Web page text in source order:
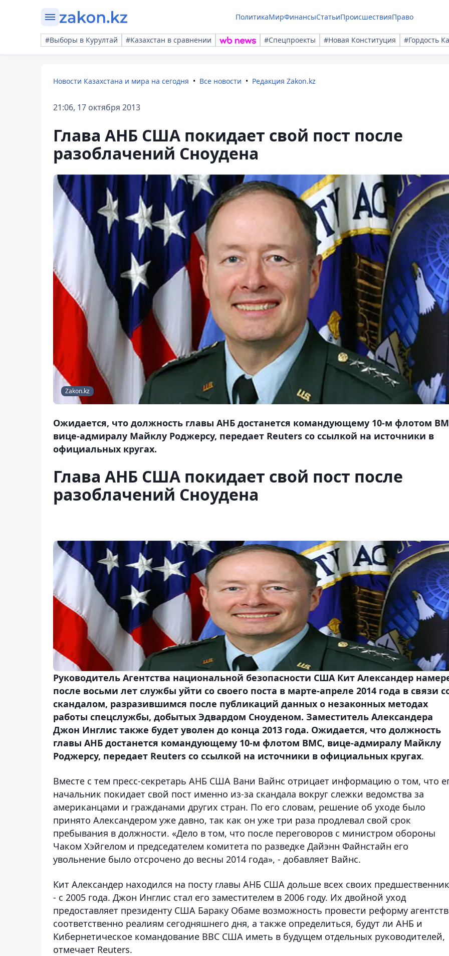
ПолитикаМирФинансыСтатьиПроисшествияПраво
#Выборы в Курултай #Казахстан в сравнении #Спецпроекты #Новая Конституция #Гордость
Новости Казахстана и мира на сегодня Все новости Редакция Zakon.kz
21:06, 17 октября 2013
Глава АНБ США покидает свой пост после
разоблачений Сноудена
Zakon.kz
Ожидается, что должность главы АНБ достанется командующему 10-м флотом
вице-адмиралу Майклу Роджерсу, передает Reuters со ссылкой на источники в
официальных кругах.
Глава АНБ США покидает свой пост после
разоблачений Сноудена
Руководитель Агентства национальной безопасности США Кит Александер
после восьми лет службы уйти со своего поста в марте-апреле 2014 года в связи
скандалом, разразившимся после публикаций данных о незаконных методах
работы спецслужбы, добытых Эдвардом Сноуденом. Заместитель Александера
Джон Инглис также будет уволен до конца 2013 года. Ожидается, что должность
главы АНБ достанется командующему 10-м флотом ВМС, вице-адмиралу Майклу
Роджерсу, передает Reuters со ссылкой на источники в официальных кругах.
Вместе с тем пресс-секретарь АНБ США Вани Вайнс отрицает информацию о том, что
начальник покидает свой пост именно из-за скандала вокруг слежки ведомства за
американцами и гражданами других стран. По его словам, решение об уходе было
принято Александером уже давно, так как он уже три раза продлевал свой срок
пребывания в должности. «Дело в том, что после переговоров с министром обороны
Чаком Хэйгелом и председателем комитета по разведке Дайэнн Файнстайн его
увольнение было отсрочено до весны 2014 года», - добавляет Вайнс.
Кит Александер находился на посту главы АНБ США дольше всех своих
- с 2005 года. Джон Инглис стал его заместителем в 2006 году. Их двойной уход
предоставляет президенту США Бараку Обаме возможность провести реформу
соответственно реалиям сегодняшнего дня, а также определиться, будут ли АНБ и
Кибернетическое командование ВВС США иметь в будущем отдельных руководителей,
отмечает Reuters.